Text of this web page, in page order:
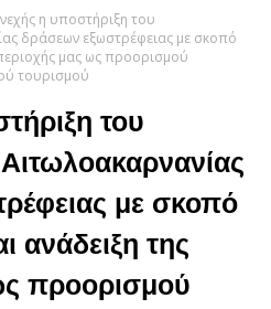
η υποστήριξη του
δράσεων εξωστρέφειας με σκοπό
μας ως προορισμού
τουρισμού
του
με σκοπό
ανάδειξη της
προορισμού